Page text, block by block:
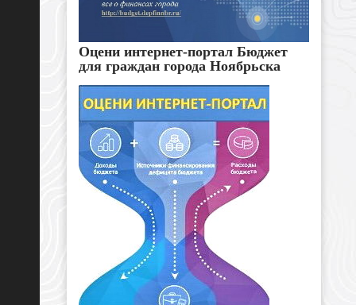
Оцени интернет-портал Бюджет
для граждан города Ноябрьска